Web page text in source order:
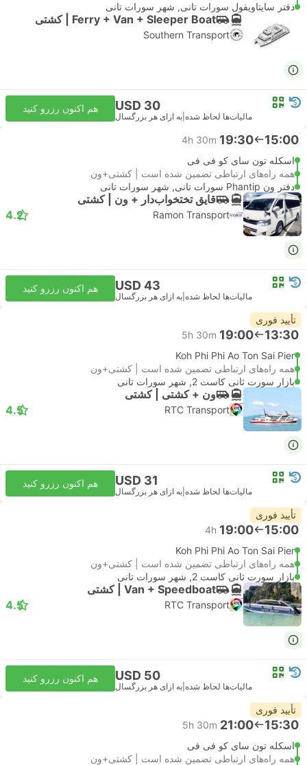
دفتر ساپتاویفول سورات تانی, شهر سورات تانی
Ferry + Van + Sleeper Boat | کشتی
Southern Transport
USD 30
مالیات‌ها لحاظ شده به ازای هر بزرگسال
هم اکنون رزرو کنید
15:00
19:30
4h 30m
اسکله تون سای کو فی فی
همه راه‌های ارتباطی تضمین شده است | کشتی+ون
دفتر ون Phantip سورات تانی, شهر سورات تانی
قایق تختخواب‌دار + ون | کشتی
Ramon Transport
4.2
USD 43
مالیات‌ها لحاظ شده به ازای هر بزرگسال
هم اکنون رزرو کنید
تأیید فوری
13:30
19:00
5h 30m
Koh Phi Phi Ao Ton Sai Pier
همه راه‌های ارتباطی تضمین شده است | کشتی+ون
بازار سورت ثانی کاست 2, شهر سورات تانی
ون + کشتی | کشتی
RTC Transport
4.5
USD 31
مالیات‌ها لحاظ شده به ازای هر بزرگسال
هم اکنون رزرو کنید
تأیید فوری
15:00
19:00
4h
Koh Phi Phi Ao Ton Sai Pier
همه راه‌های ارتباطی تضمین شده است | کشتی+ون
بازار سورت ثانی کاست 2, شهر سورات تانی
Van + Speedboat | کشتی
RTC Transport
4.5
USD 50
مالیات‌ها لحاظ شده به ازای هر بزرگسال
هم اکنون رزرو کنید
تأیید فوری
15:30
21:00
5h 30m
اسکله تون سای کو فی فی
همه راه‌های ارتباطی تضمین شده است | کشتی+ون